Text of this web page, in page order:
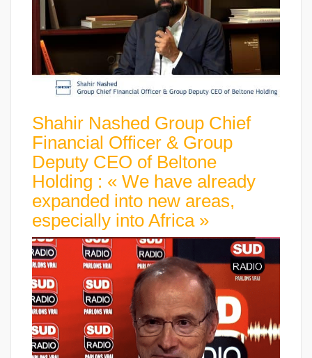
Shahir Nashed Group Chief
Financial Officer & Group
Deputy CEO of Beltone
Holding : « We have already
expanded into new areas,
especially into Africa »